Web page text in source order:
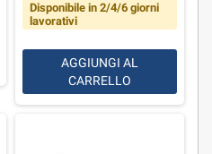
Disponibile in 2/4/6 giorni
lavorativi
AGGIUNGI AL
CARRELLO